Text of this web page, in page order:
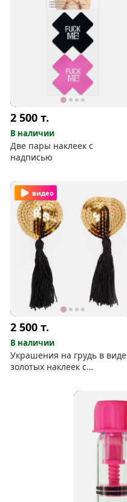
2 500т.
В наличии
Две пары наклеек с
надписью
видео
2 500т.
В наличии
Украшения на грудь в виде
золотых наклеек с